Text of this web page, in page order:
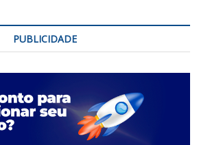
PUBLICIDADE